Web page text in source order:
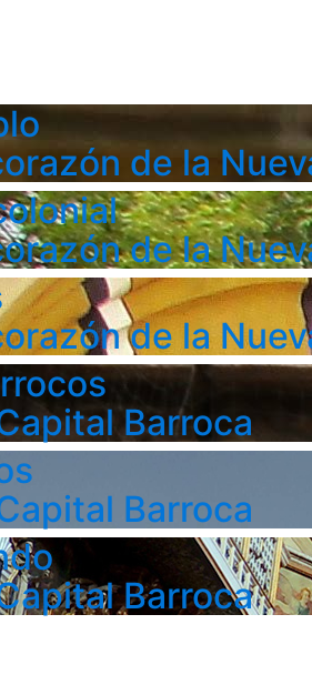
de la
de la
de la
Barroca
Barroca
Barroca